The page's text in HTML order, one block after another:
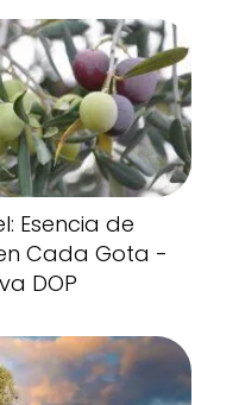
Esencia de
Cada Gota -
DOP